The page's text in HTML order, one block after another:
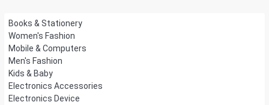
Books & Stationery
Women's Fashion
Mobile & Computers
Men's Fashion
Kids & Baby
Electronics Accessories
Electronics Device